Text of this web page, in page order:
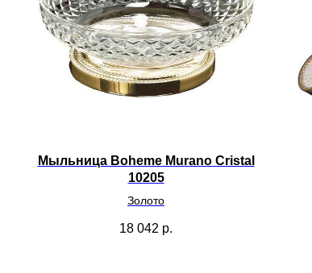
Мыльница Boheme Murano Cristal
10205
Золото
18 042 р.